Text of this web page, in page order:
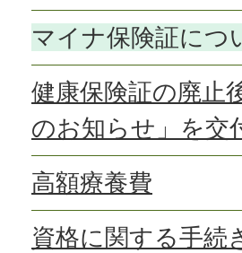
マイナ保険証につ
健康保険証の廃止
のお知らせ」を交
高額療養費
資格に関する手続